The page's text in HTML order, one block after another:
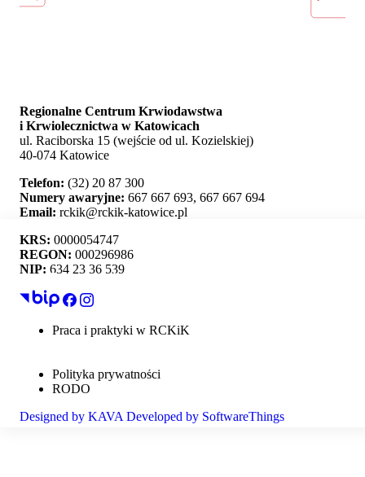
Ta strona używa plików cookie i umożliwia wybór,
Regionalne Centrum Krwiodawstwa
i Krwiolecznictwa w Katowicach
ul. Raciborska 15 (wejście od ul. Kozielskiej)
40-074 Katowice
Telefon: (32) 20 87 300
Numery awaryjne: 667 667 693, 667 667 694
Email: rckik@rckik-katowice.pl
KRS: 0000054747
REGON: 000296986
NIP: 634 23 36 539
Praca i praktyki w RCKiK
Polityka prywatności
RODO
Designed by KAVA Developed by SoftwareThings